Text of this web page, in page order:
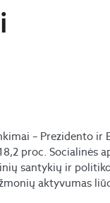
– Prezidento ir
proc. Socialinės
santykių ir
aktyvumas